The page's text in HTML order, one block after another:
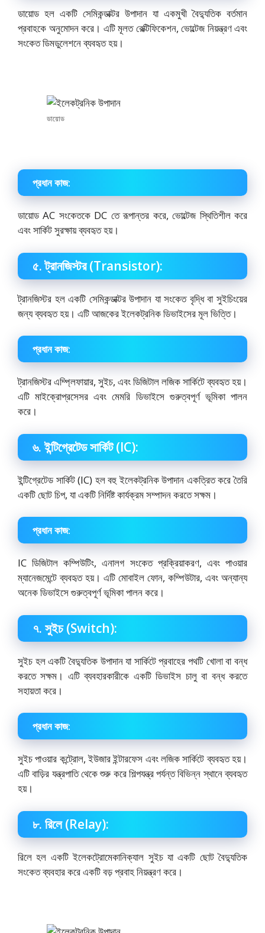
ডায়োড হল একটি সেমিকন্ডাক্টর উপাদান যা একমুখী বৈদ্যুতিক বর্তমান
প্রবাহকে অনুমোদন করে। এটি মূলত রেক্টিফিকেশন, ভোল্টেজ নিয়ন্ত্রণ এবং
সংকেত ডিমডুলেশনে ব্যবহৃত হয়।
ডায়োড
প্রধান কাজ:
ডায়োড AC সংকেতকে DC তে রূপান্তর করে, ভোল্টেজ স্থিতিশীল করে
এবং সার্কিট সুরক্ষায় ব্যবহৃত হয়।
৫. ট্রানজিস্টর (Transistor):
ট্রানজিস্টর হল একটি সেমিকন্ডাক্টর উপাদান যা সংকেত বৃদ্ধি বা সুইচিংয়ের
জন্য ব্যবহৃত হয়। এটি আজকের ইলেকট্রনিক ডিভাইসের মূল ভিত্তি।
প্রধান কাজ:
ট্রানজিস্টর এম্প্লিফায়ার, সুইচ, এবং ডিজিটাল লজিক সার্কিটে ব্যবহৃত হয়।
এটি মাইক্রোপ্রসেসর এবং মেমরি ডিভাইসে গুরুত্বপূর্ণ ভূমিকা পালন
করে।
৬. ইন্টিগ্রেটেড সার্কিট (IC):
ইন্টিগ্রেটেড সার্কিট (IC) হল বহু ইলেকট্রনিক উপাদান একত্রিত করে তৈরি
একটি ছোট চিপ, যা একটি নির্দিষ্ট কার্যক্রম সম্পাদন করতে সক্ষম।
প্রধান কাজ:
IC ডিজিটাল কম্পিউটিং, এনালগ সংকেত প্রক্রিয়াকরণ, এবং পাওয়ার
ম্যানেজমেন্টে ব্যবহৃত হয়। এটি মোবাইল ফোন, কম্পিউটার, এবং অন্যান্য
অনেক ডিভাইসে গুরুত্বপূর্ণ ভূমিকা পালন করে।
৭. সুইচ (Switch):
সুইচ হল একটি বৈদ্যুতিক উপাদান যা সার্কিটে প্রবাহের পথটি খোলা বা বন্ধ
করতে সক্ষম। এটি ব্যবহারকারীকে একটি ডিভাইস চালু বা বন্ধ করতে
সহায়তা করে।
প্রধান কাজ:
সুইচ পাওয়ার কন্ট্রোল, ইউজার ইন্টারফেস এবং লজিক সার্কিটে ব্যবহৃত হয়।
এটি বাড়ির যন্ত্রপাতি থেকে শুরু করে শিল্পযন্ত্র পর্যন্ত বিভিন্ন স্থানে ব্যবহৃত
হয়।
৮. রিলে (Relay):
রিলে হল একটি ইলেকট্রোমেকানিক্যাল সুইচ যা একটি ছোট বৈদ্যুতিক
সংকেত ব্যবহার করে একটি বড় প্রবাহ নিয়ন্ত্রণ করে।